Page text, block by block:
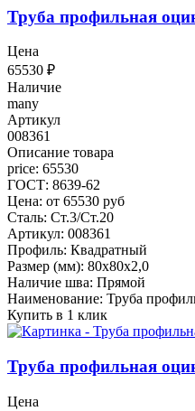
Труба профильная
Цена
65530 ₽
Наличие
many
Артикул
008361
Описание товара
price: 65530
ГОСТ: 8639-62
Цена: от 65530 руб
Сталь: Ст.3/Ст.20
Артикул: 008361
Профиль: Квадратный
Размер (мм): 80x80x2,0
Наличие шва: Прямой
Наименование: Труба
Купить в 1 клик
Труба профильная
Цена